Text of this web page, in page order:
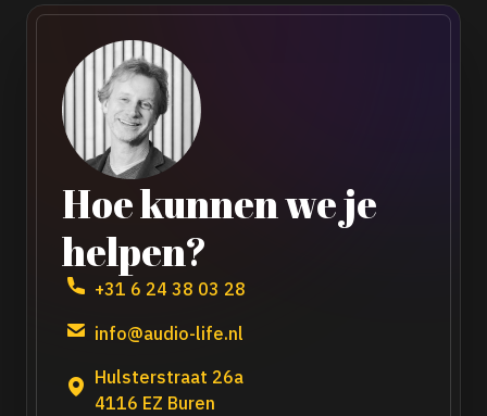
Hoe kunnen we je
helpen?
+31 6 24 38 03 28
info@audio-life.nl
Hulsterstraat 26a
4116 EZ Buren